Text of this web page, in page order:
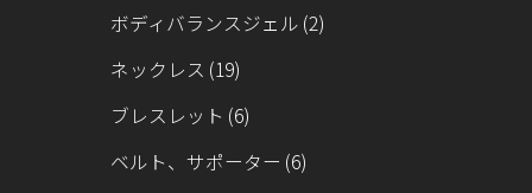
ボディバランスジェル (2)
ネックレス (19)
ブレスレット (6)
ベルト、サポーター (6)